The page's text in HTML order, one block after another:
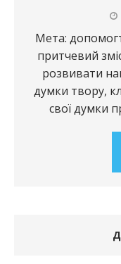
Мета:
притчевий
розвивати
думки твору,
свої думки